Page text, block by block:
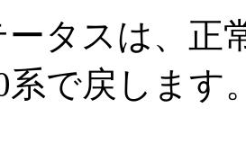
ータスは、正
系で戻します